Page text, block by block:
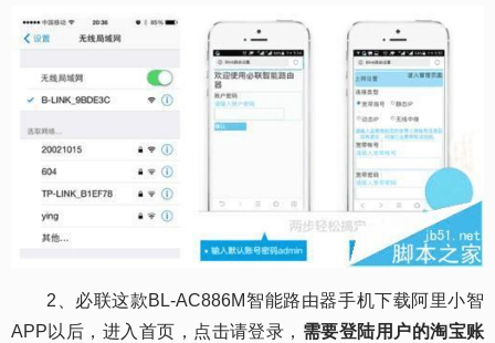
2、必联这款BL-AC886M智能路由器手机下载阿里小智
APP以后，进入首页，点击请登录， 需要登陆用户的淘宝账